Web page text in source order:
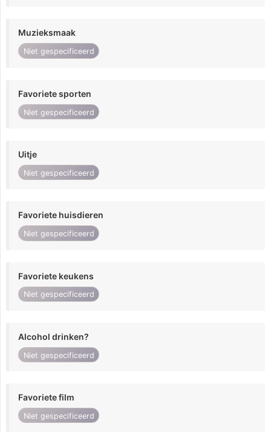
Muzieksmaak
Niet gespecificeerd
Favoriete sporten
Niet gespecificeerd
Uitje
Niet gespecificeerd
Favoriete huisdieren
Niet gespecificeerd
Favoriete keukens
Niet gespecificeerd
Alcohol drinken?
Niet gespecificeerd
Favoriete film
Niet gespecificeerd